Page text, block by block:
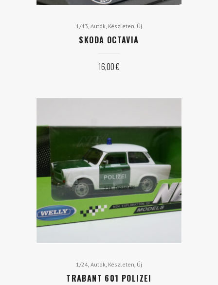
1/43, Autók, Készleten, Új
SKODA OCTAVIA
16,00€
1/24, Autók, Készleten, Új
TRABANT 601 POLIZEI